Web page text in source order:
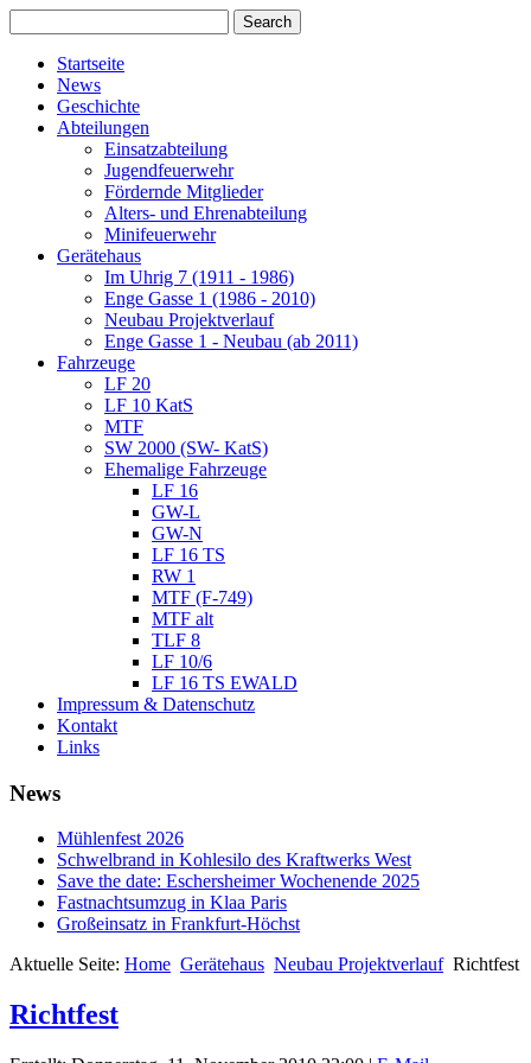
Startseite
News
Geschichte
Abteilungen
Einsatzabteilung
Jugendfeuerwehr
Fördernde Mitglieder
Alters- und Ehrenabteilung
Minifeuerwehr
Gerätehaus
Im Uhrig 7 (1911 - 1986)
Enge Gasse 1 (1986 - 2010)
Neubau Projektverlauf
Enge Gasse 1 - Neubau (ab 2011)
Fahrzeuge
LF 20
LF 10 KatS
MTF
SW 2000 (SW- KatS)
Ehemalige Fahrzeuge
LF 16
GW-L
GW-N
LF 16 TS
RW 1
MTF (F-749)
MTF alt
TLF 8
LF 10/6
LF 16 TS EWALD
Impressum & Datenschutz
Kontakt
Links
News
Mühlenfest 2026
Schwelbrand in Kohlesilo des Kraftwerks West
Save the date: Eschersheimer Wochenende 2025
Fastnachtsumzug in Klaa Paris
Großeinsatz in Frankfurt-Höchst
Aktuelle Seite: Home Gerätehaus Neubau Projektverlauf Richtfest
Richtfest